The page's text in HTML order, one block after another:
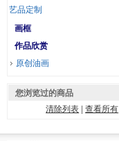
艺品定制
画框
作品欣赏
原创油画
您浏览过的商品
清除列表 |查看所有